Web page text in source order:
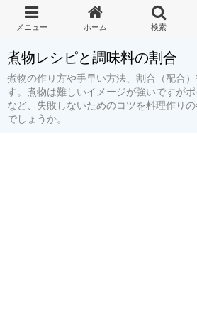
煮物レシピと調味料の割合
煮物の作り方や手早い方法、割合（配合
す。煮物は難しいイメージが強いですが
など、失敗しないためのコツを料理作り
でしょうか。